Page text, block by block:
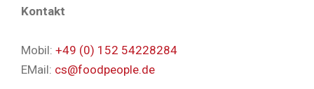
Kontakt
Mobil: +49 (0) 152 54228284
EMail: cs@foodpeople.de